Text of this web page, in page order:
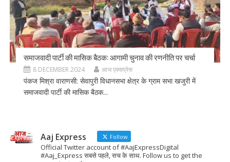
समाजवादी पार्टी की मासिक बैठक: आगामी चुनाव की रणनीति पर चर्चा
8 DECEMBER 2024 आज एक्सप्रेस
पंकज मिश्रा वाराणसी: सेवापुरी विधानसभा क्षेत्र के ग्राम सभा खजुरी में
समाजवादी पार्टी की मासिक बैठक...
Aaj Express Follow
Official Twitter account of #AajExpressDigital
#Aaj_Express सबसे पहले, सच के साथ. Follow us to get the